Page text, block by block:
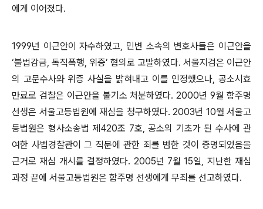
에게 이어졌다.
1999년 이근안이 자수하였고, 민변 소속의 변호사들은 이근안을
‘불법감금, 독직폭행, 위증’ 혐의로 고발하였다. 서울지검은 이근안
의 고문수사와 위증 사실을 밝혀내고 이를 인정했으나,공소시효
만료로 검찰은 이근안을 불기소 처분하였다. 2000년9월 함주명
선생은 서울고등법원에 재심을 청구하였다. 2003년 10월 서울고
등법원은 형사소송법 제 420조 7호, 공소의 기초가 된 수사에 관
여한 사법경찰관이 그 직문에 관한 죄를 범한 것이 증명되었음을
근거로 재심 개시를 결정하였다. 2005년 7월15일, 지난한 재심
과정 끝에 서울고등법원은 함주명 선생에게 무죄를 선고하였다.